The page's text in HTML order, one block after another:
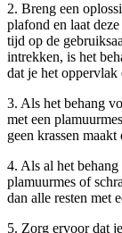
2. Breng een
plafond en laat
tijd op de
intrekken, is het
dat je het oppervlak
3. Als het behang
met een
geen krassen
4. Als al het
plamuurmes of
dan alle resten met
5. Zorg ervoor dat